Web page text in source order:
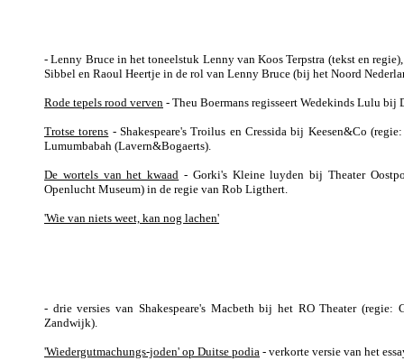
- Lenny Bruce in het toneelstuk Lenny van Koos Terpstra (tekst en
Sibbel en Raoul Heertje in de rol van Lenny Bruce (bij het Noord
Rode tepels rood verven - Theu Boermans regisseert Wedekinds Lulu bij
Trotse torens - Shakespeare's Troilus en Cressida bij Keesen&Co
Lumumbabah (Lavern&Bogaerts).
De wortels van het kwaad - Gorki's Kleine luyden bij Theater
Openlucht Museum) in de regie van Rob Ligthert.
'Wie van niets weet, kan nog lachen'
- drie versies van Shakespeare's Macbeth bij het RO Theater (regie:
Zandwijk).
'Wiedergutmachungs-joden' op Duitse podia - verkorte versie van het